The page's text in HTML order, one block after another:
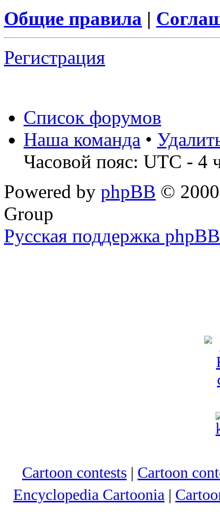
Общие правила |
Регистрация
Список форумов
Наша команда •
Часовой пояс: UTC - 4
Powered by phpBB ©
Group
Русская поддержка phpBB
Cartoon contests | Cartoon
Encyclopedia Cartoonia |